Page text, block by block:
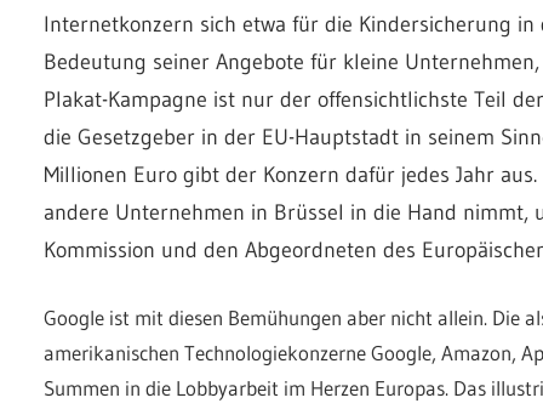
Internetkonzern sich etwa für die Kindersicherung in
Bedeutung seiner Angebote für kleine
Plakat-Kampagne ist nur der offensichtlichste Teil
die Gesetzgeber in der EU-Hauptstadt in seinem
Millionen Euro gibt der Konzern dafür jedes Jahr
andere Unternehmen in Brüssel in die Hand nimmt,
Kommission und den Abgeordneten des
Google ist mit diesen Bemühungen aber nicht allein. Die
amerikanischen Technologiekonzerne Google, Amazon,
Summen in die Lobbyarbeit im Herzen Europas. Das